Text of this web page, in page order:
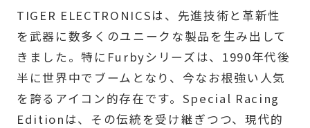
TIGER ELECTRONICSは、先進技術と革新性
を武器に数多くのユニークな製品を生み出して
きました。特にFurbyシリーズは、1990年代後
半に世界中でブームとなり、今なお根強い人気
を誇るアイコン的存在です。Special Racing
Editionは、その伝統を受け継ぎつつ、現代的